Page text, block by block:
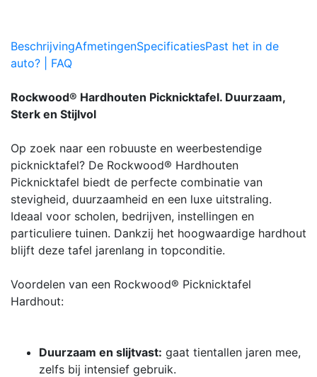
BeschrijvingAfmetingenSpecificatiesPast het in de
auto? | FAQ
Rockwood® Hardhouten Picknicktafel. Duurzaam,
Sterk en Stijlvol
Op zoek naar een robuuste en weerbestendige
picknicktafel? De Rockwood® Hardhouten
Picknicktafel biedt de perfecte combinatie van
stevigheid, duurzaamheid en een luxe uitstraling.
Ideaal voor scholen, bedrijven, instellingen en
particuliere tuinen. Dankzij het hoogwaardige hardhout
blijft deze tafel jarenlang in topconditie.
Voordelen van een Rockwood® Picknicktafel
Hardhout:
Duurzaam en slijtvast: gaat tientallen jaren mee,
zelfs bij intensief gebruik.